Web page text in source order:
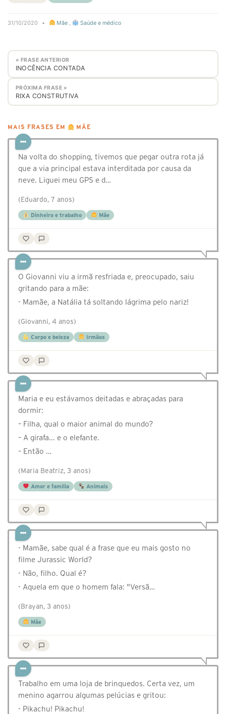
31/10/2020 • Mãe , Saúde e médico
« FRASE ANTERIOR
INOCÊNCIA CONTADA
PRÓXIMA FRASE »
RIXA CONSTRUTIVA
MAIS FRASES EM MÃE
Na volta do shopping, tivemos que pegar outra rota já
que a via principal estava interditada por causa da
neve. Liguei meu GPS e d…
(Eduardo, 7 anos)
Dinheiro e trabalho Mãe
O Giovanni viu a irmã resfriada e, preocupado, saiu
gritando para a mãe:
- Mamãe, a Natália tá soltando lágrima pelo nariz!
(Giovanni, 4 anos)
Corpo e beleza Irmãos
Maria e eu estávamos deitadas e abraçadas para
dormir:
– Filha, qual o maior animal do mundo?
– A girafa... e o elefante.
– Então …
(Maria Beatriz, 3 anos)
Amor e família Animais
- Mamãe, sabe qual é a frase que eu mais gosto no
filme Jurassic World?
- Não, filho. Qual é?
- Aquela em que o homem fala: "Versã…
(Brayan, 3 anos)
Mãe
Trabalho em uma loja de brinquedos. Certa vez, um
menino agarrou algumas pelúcias e gritou:
- Pikachu! Pikachu!